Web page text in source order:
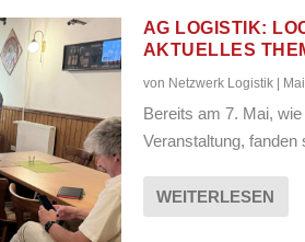
AG LOGISTIK:
AKTUELLES
von Netzwerk Logistik|
Bereits am 7. Mai,
Veranstaltung, fanden
WEITERLESEN